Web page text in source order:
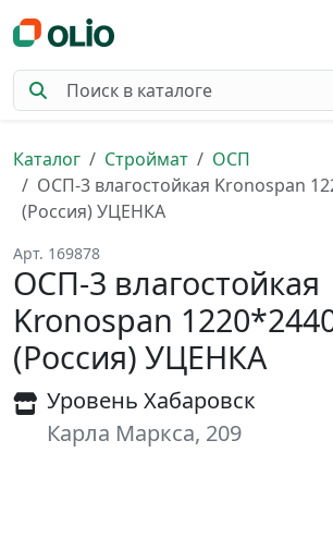
Каталог Строймат
ОСП
ОСП-3 влагостойкая Kronospan
(Россия) УЦЕНКА
Арт. 169878
ОСП-3 влагостойкая
Kronospan
(Россия) УЦЕНКА
Уровень Хабаровск
Карла Маркса, 209